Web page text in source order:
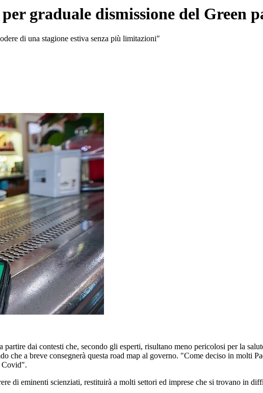
graduale dismissione del Green
di una stagione estiva senza più limitazioni"
a partire dai contesti che, secondo gli esperti, risultano meno pericolosi per la
che a breve consegnerà questa road map al governo. "Come deciso in molti
Covid".
di eminenti scienziati, restituirà a molti settori ed imprese che si trovano in